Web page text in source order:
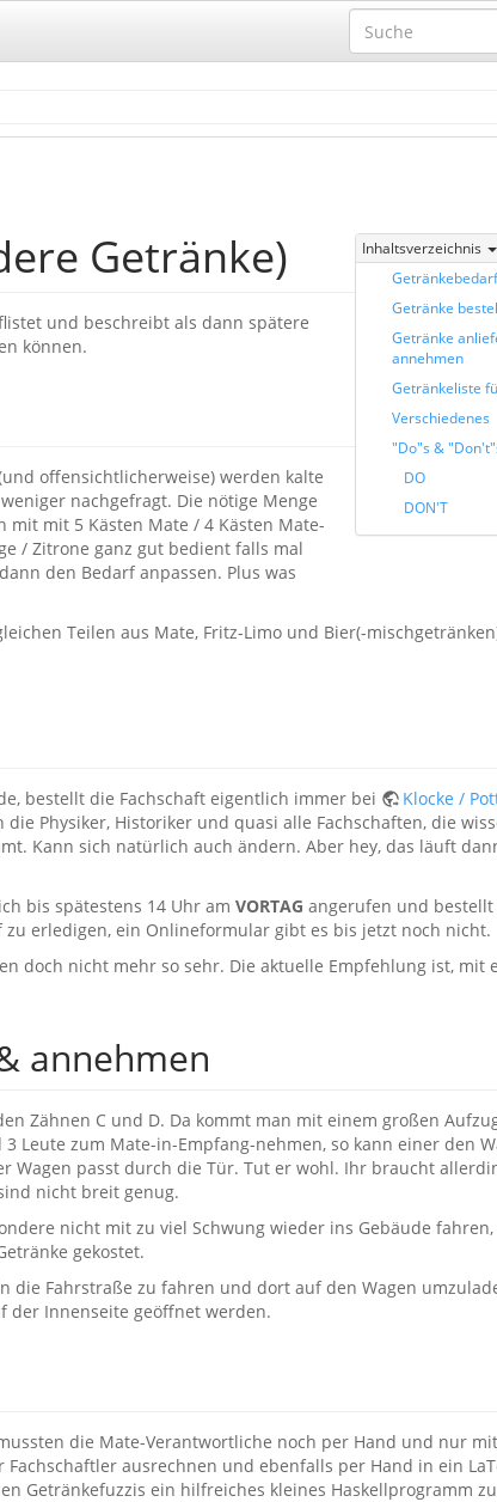
Inhaltsverzeichnis
Getränke
Getränke
annehmen
Getränkeliste
Verschiedenes
"Do"s &
DO
DON'T
Getränke)
und beschreibt als dann spätere
können.
offensichtlicherweise) werden kalte
nachgefragt. Die nötige Menge
mit mit 5 Kästen Mate / 4 Kästen Mate-
/ Zitrone ganz gut bedient falls mal
den Bedarf anpassen. Plus was
Teilen aus Mate, Fritz-Limo und Bier(-
bestellt die Fachschaft eigentlich immer bei Klocke /
Physiker, Historiker und quasi alle Fachschaften, die
Kann sich natürlich auch ändern. Aber hey, das läuft
bis spätestens 14 Uhr am VORTAG angerufen und bestellt
erledigen, ein Onlineformular gibt es bis jetzt noch nicht.
doch nicht mehr so sehr. Die aktuelle Empfehlung ist, mit
annehmen
Zähnen C und D. Da kommt man mit einem großen
Leute zum Mate-in-Empfang-nehmen, so kann einer den
Wagen passt durch die Tür. Tut er wohl. Ihr braucht
nicht breit genug.
nicht mit zu viel Schwung wieder ins Gebäude
gekostet.
die Fahrstraße zu fahren und dort auf den Wagen
der Innenseite geöffnet werden.
die Mate-Verantwortliche noch per Hand und nur
ausrechnen und ebenfalls per Hand in ein
Getränkefuzzis ein hilfreiches kleines Haskellprogramm